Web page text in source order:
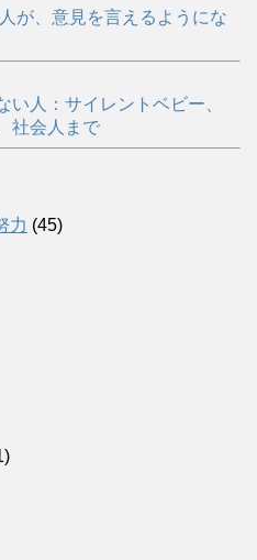
が、意見を言えるようにな
人：サイレントベビー、
社会人まで
力 (45)